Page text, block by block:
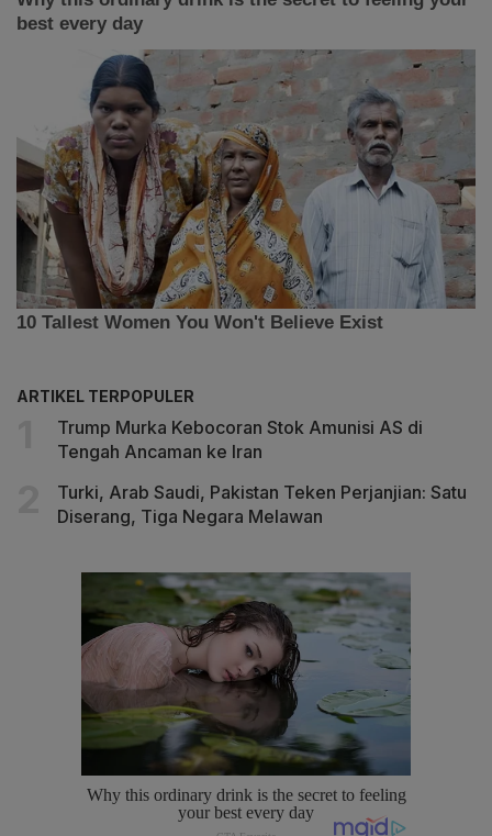
ARTIKEL TERPOPULER
Trump Murka Kebocoran Stok Amunisi AS di
Tengah Ancaman ke Iran
Turki, Arab Saudi, Pakistan Teken Perjanjian: Satu
Diserang, Tiga Negara Melawan